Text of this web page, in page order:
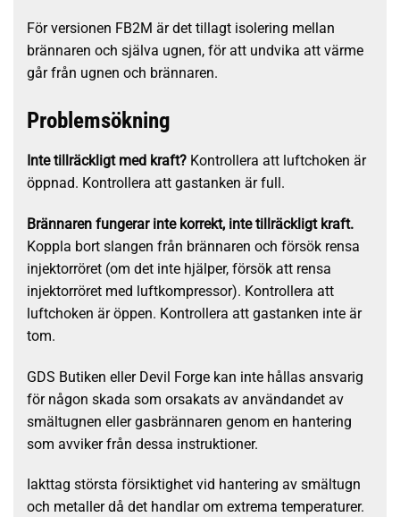
För versionen FB2M är det tillagt isolering mellan
brännaren och själva ugnen, för att undvika att värme
går från ugnen och brännaren.
Problemsökning
Inte tillräckligt med kraft? Kontrollera att luftchoken är
öppnad. Kontrollera att gastanken är full.
Brännaren fungerar inte korrekt, inte tillräckligt kraft.
Koppla bort slangen från brännaren och försök rensa
injektorröret (om det inte hjälper, försök att rensa
injektorröret med luftkompressor). Kontrollera att
luftchoken är öppen. Kontrollera att gastanken inte är
tom.
GDS Butiken eller Devil Forge kan inte hållas ansvarig
för någon skada som orsakats av användandet av
smältugnen eller gasbrännaren genom en hantering
som avviker från dessa instruktioner.
Iakttag största försiktighet vid hantering av smältugn
och metaller då det handlar om extrema temperaturer.